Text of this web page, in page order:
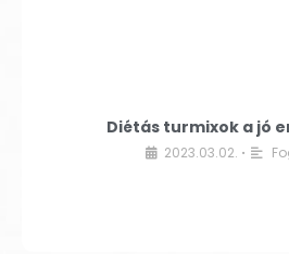
Diétás turmixok a jó
2023.03.02. •